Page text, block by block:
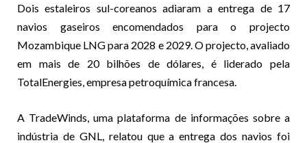
Dois estaleiros sul-coreanos adiaram a entrega de 17
navios gaseiros encomendados para o projecto
Mozambique LNG para 2028 e 2029. O projecto, avaliado
em mais de 20 bilhões de dólares, é liderado pela
TotalEnergies, empresa petroquímica francesa.
A TradeWinds, uma plataforma de informações sobre a
indústria de GNL, relatou que a entrega dos navios foi